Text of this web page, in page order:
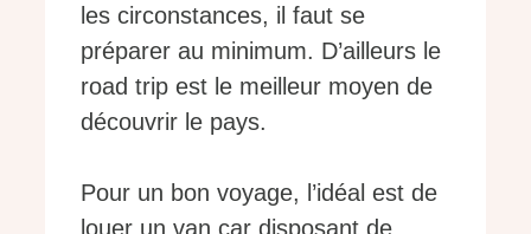
les circonstances, il faut se
préparer au minimum. D’ailleurs le
road trip est le meilleur moyen de
découvrir le pays.
Pour un bon voyage, l’idéal est de
louer un van car disposant de